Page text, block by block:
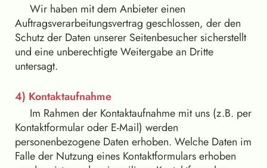
Wir haben mit dem Anbieter einen
Auftragsverarbeitungsvertrag geschlossen, der den
Schutz der Daten unserer Seitenbesucher sicherstellt
und eine unberechtigte Weitergabe an Dritte
untersagt.
4) Kontaktaufnahme
Im Rahmen der Kontaktaufnahme mit uns (z.B. per
Kontaktformular oder E-Mail) werden
personenbezogene Daten erhoben. Welche Daten im
Falle der Nutzung eines Kontaktformulars erhoben